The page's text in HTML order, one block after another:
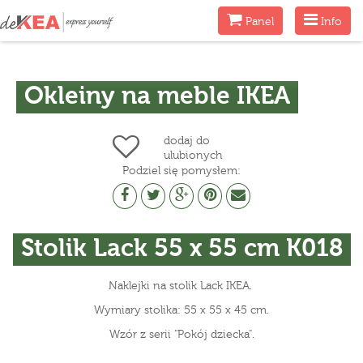
Menu
Info
MenuPanel
Okleiny na meble IKEA
dodaj do
ulubionych
Podziel się pomysłem:
Stolik Lack 55 x 55 cm K018
Naklejki na stolik Lack IKEA.
Wymiary stolika: 55 x 55 x 45 cm.
Wzór z serii "Pokój dziecka".